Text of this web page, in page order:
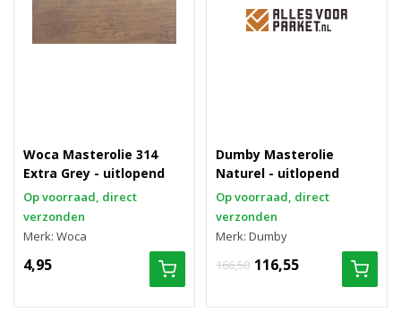
Woca Masterolie 314
Extra Grey - uitlopend
Op voorraad, direct
verzonden
Merk: Woca
4,95
Dumby Masterolie
Naturel - uitlopend
Op voorraad, direct
verzonden
Merk: Dumby
166,50 116,55